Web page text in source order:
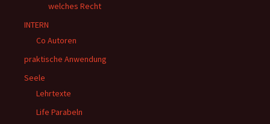
welches Recht
INTERN
Co Autoren
praktische Anwendung
Seele
Lehrtexte
Life Parabeln